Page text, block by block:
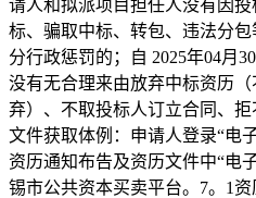
请人和拟派项目担任人没有因
标、骗取中标、转包、违法分
分行政惩罚的；自 2025年04月
没有无合理来由放弃中标资历
弃）、不取投标人订立合同、
文件获取体例：申请人登录“电
资历通知布告及资历文件中“电
锡市公共资本买卖平台。7。1资